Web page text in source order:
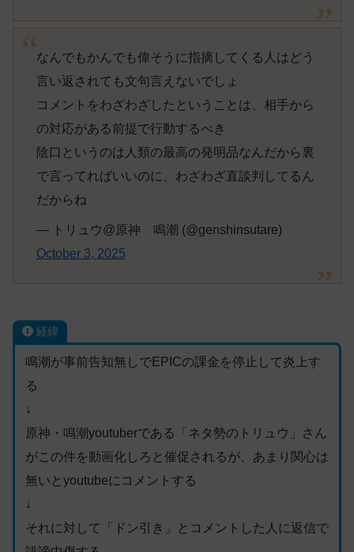
なんでもかんでも偉そうに指摘してくる人はどう
言い返されても文句言えないでしょ
コメントをわざわざしたということは、相手から
の対応がある前提で行動するべき
陰口というのは人類の最高の発明品なんだから裏
で言ってればいいのに、わざわざ直談判してるん
だからね
— トリュウ@原神 鳴潮 (@genshinsutare)
October 3, 2025
経緯
鳴潮が事前告知無しでEPICの課金を停止して炎上す
る
↓
原神・鳴潮youtuberである「ネタ勢のトリュウ」さん
がこの件を動画化しろと催促されるが、あまり関心は
無いとyoutubeにコメントする
↓
それに対して「ドン引き」とコメントした人に返信で